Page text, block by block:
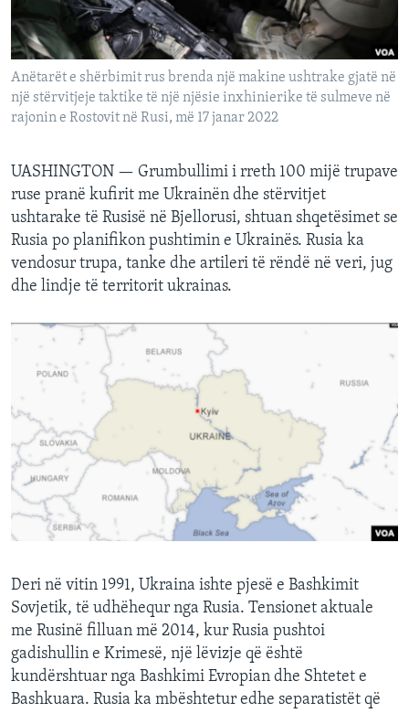
INTERVISTA
DITARI
Anëtarët e shërbimit rus brenda një makine ushtrake gjatë në
një stërvitjeje taktike të një njësie inxhinierike të sulmeve në
rajonin e Rostovit në Rusi, më 17 janar 2022
UASHINGTON — Grumbullimi i rreth 100 mijë trupave
ruse pranë kufirit me Ukrainën dhe stërvitjet
ushtarake të Rusisë në Bjellorusi, shtuan shqetësimet se
Rusia po planifikon pushtimin e Ukrainës. Rusia ka
vendosur trupa, tanke dhe artileri të rëndë në veri, jug
dhe lindje të territorit ukrainas.
Deri në vitin 1991, Ukraina ishte pjesë e Bashkimit
Sovjetik, të udhëhequr nga Rusia. Tensionet aktuale
me Rusinë filluan më 2014, kur Rusia pushtoi
gadishullin e Krimesë, një lëvizje që është
kundërshtuar nga Bashkimi Evropian dhe Shtetet e
Bashkuara. Rusia ka mbështetur edhe separatistët që